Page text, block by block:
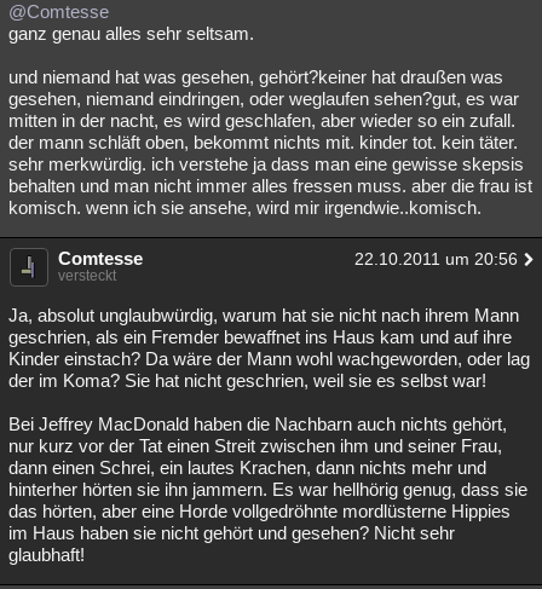
@Comtesse
ganz genau alles sehr seltsam.
und niemand hat was gesehen, gehört?keiner hat draußen was
gesehen, niemand eindringen, oder weglaufen sehen?gut, es war
mitten in der nacht, es wird geschlafen, aber wieder so ein zufall.
der mann schläft oben, bekommt nichts mit. kinder tot. kein täter.
sehr merkwürdig. ich verstehe ja dass man eine gewisse skepsis
behalten und man nicht immer alles fressen muss. aber die frau ist
komisch. wenn ich sie ansehe, wird mir irgendwie..komisch.
Comtesse 22.10.2011 um 20:56
versteckt
Ja, absolut unglaubwürdig, warum hat sie nicht nach ihrem Mann
geschrien, als ein Fremder bewaffnet ins Haus kam und auf ihre
Kinder einstach? Da wäre der Mann wohl wachgeworden, oder lag
der im Koma? Sie hat nicht geschrien, weil sie es selbst war!
Bei Jeffrey MacDonald haben die Nachbarn auch nichts gehört,
nur kurz vor der Tat einen Streit zwischen ihm und seiner Frau,
dann einen Schrei, ein lautes Krachen, dann nichts mehr und
hinterher hörten sie ihn jammern. Es war hellhörig genug, dass sie
das hörten, aber eine Horde vollgedröhnte mordlüsterne Hippies
im Haus haben sie nicht gehört und gesehen? Nicht sehr
glaubhaft!